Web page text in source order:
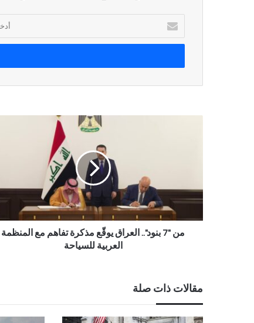
بريدك
الإلكتروني
من "7 بنود".. العراق يوقّع مذكرة تفاهم مع المنظمة
العربية للسياحة
مقالات ذات صلة